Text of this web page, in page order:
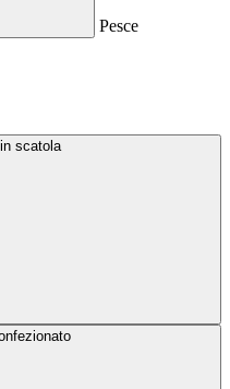
Pesce
scatola